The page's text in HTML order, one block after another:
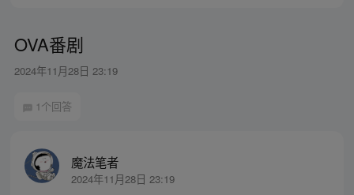
OVA番剧
2024年11月28日 23:19
1个回答
魔法笔者
2024年11月28日 23:19